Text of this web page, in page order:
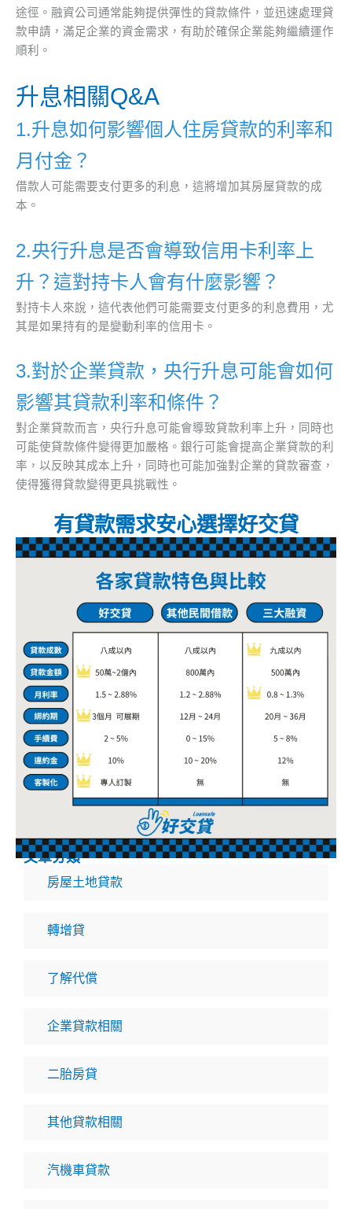
文章分類
房屋土地貸款
轉增貸
了解代償
企業貸款相關
二胎房貸
其他貸款相關
汽機車貸款
途徑。融資公司通常能夠提供彈性的貸款條件，並迅速處理貸
款申請，滿足企業的資金需求，有助於確保企業能夠繼續運作
順利。
升息相關Q&A
1.升息如何影響個人住房貸款的利率和
月付金？
借款人可能需要支付更多的利息，這將增加其房屋貸款的成
本。
2.央行升息是否會導致信用卡利率上
升？這對持卡人會有什麼影響？
對持卡人來說，這代表他們可能需要支付更多的利息費用，尤
其是如果持有的是變動利率的信用卡。
3.對於企業貸款，央行升息可能會如何
影響其貸款利率和條件？
對企業貸款而言，央行升息可能會導致貸款利率上升，同時也
可能使貸款條件變得更加嚴格。銀行可能會提高企業貸款的利
率，以反映其成本上升，同時也可能加強對企業的貸款審查，
使得獲得貸款變得更具挑戰性。
有貸款需求安心選擇好交貸